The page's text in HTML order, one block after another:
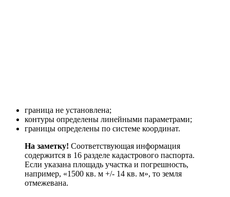
граница не установлена;
контуры определены линейными параметрами;
границы определены по системе координат.
На заметку! Соответствующая информация
содержится в 16 разделе кадастрового паспорта.
Если указана площадь участка и погрешность,
например, «1500 кв. м +/- 14 кв. м», то земля
отмежевана.